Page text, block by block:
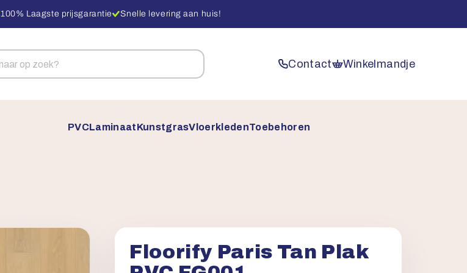
100% Laagste prijsgarantie Snelle levering aan huis!
Contact Winkelmandje
PVCLaminaatKunstgrasVloerkledenToebehoren
Floorify Paris Tan Plak